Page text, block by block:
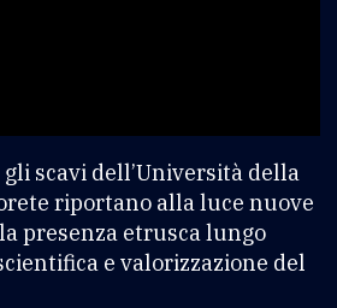
scavi dell’Università della
riportano alla luce nuove
presenza etrusca lungo
e valorizzazione del